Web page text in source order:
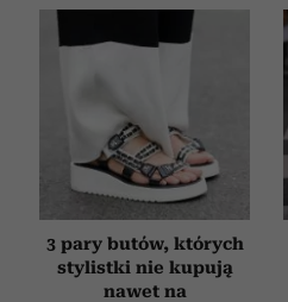
3 pary butów, których
stylistki nie kupują
nawet na